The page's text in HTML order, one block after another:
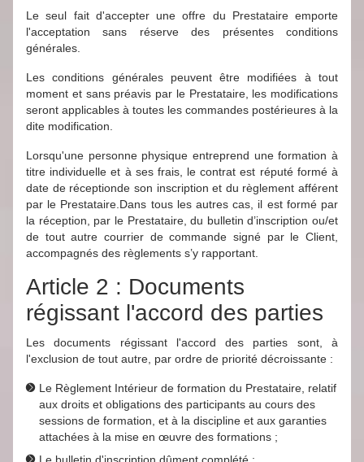
Le seul fait d'accepter une offre du Prestataire emporte
l'acceptation sans réserve des présentes conditions
générales.
Les conditions générales peuvent être modifiées à tout
moment et sans préavis par le Prestataire, les modifications
seront applicables à toutes les commandes postérieures à la
dite modification.
Lorsqu'une personne physique entreprend une formation à
titre individuelle et à ses frais, le contrat est réputé formé à
date de réceptionde son inscription et du règlement afférent
par le Prestataire.Dans tous les autres cas, il est formé par
la réception, par le Prestataire, du bulletin d’inscription ou/et
de tout autre courrier de commande signé par le Client,
accompagnés des règlements s’y rapportant.
Article 2 : Documents
régissant l'accord des parties
Les documents régissant l'accord des parties sont, à
l'exclusion de tout autre, par ordre de priorité décroissante :
Le Règlement Intérieur de formation du Prestataire, relatif
aux droits et obligations des participants au cours des
sessions de formation, et à la discipline et aux garanties
attachées à la mise en œuvre des formations ;